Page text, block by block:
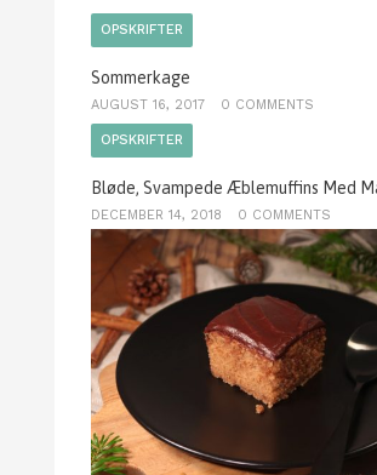
OPSKRIFTER
Sommerkage
AUGUST 16, 2017 0 COMMENTS
OPSKRIFTER
Bløde, Svampede Æblemuffins Med
DECEMBER 14, 2018 0 COMMENTS